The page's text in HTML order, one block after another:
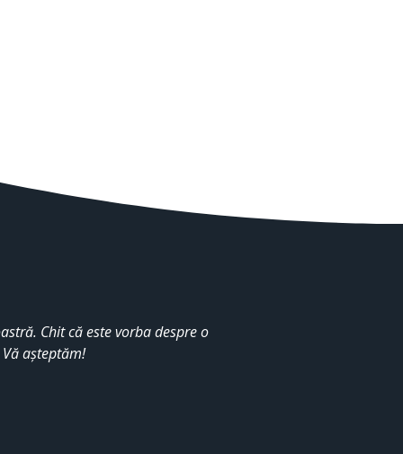
Chit că este vorba despre o
așteptăm!